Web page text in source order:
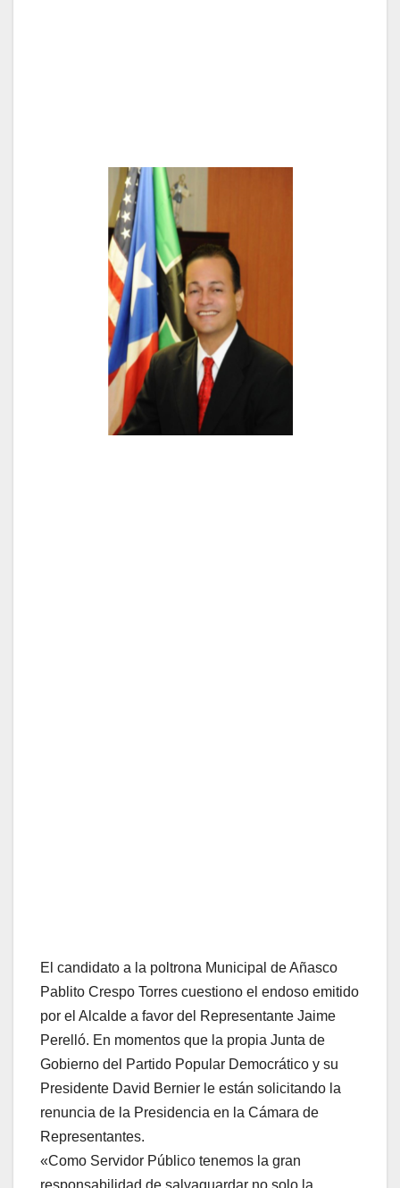
El candidato a la poltrona Municipal de Añasco
Pablito Crespo Torres cuestiono el endoso emitido
por el Alcalde a favor del Representante Jaime
Perelló. En momentos que la propia Junta de
Gobierno del Partido Popular Democrático y su
Presidente David Bernier le están solicitando la
renuncia de la Presidencia en la Cámara de
Representantes.
«Como Servidor Público tenemos la gran
responsabilidad de salvaguardar no solo la